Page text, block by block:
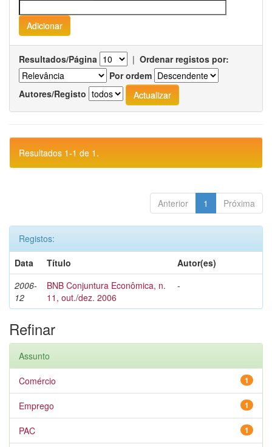
Resultados/Página | Ordenar registos por:
Por ordem
Autores/Registo
Resultados 1-1 de 1.
Anterior 1 Próxima
Registos:
Data
Título
Autor(es)
2006-
12
BNB Conjuntura Econômica, n.
11, out./dez. 2006
-
Refinar
Assunto
1
Comércio
1
Emprego
1
PAC